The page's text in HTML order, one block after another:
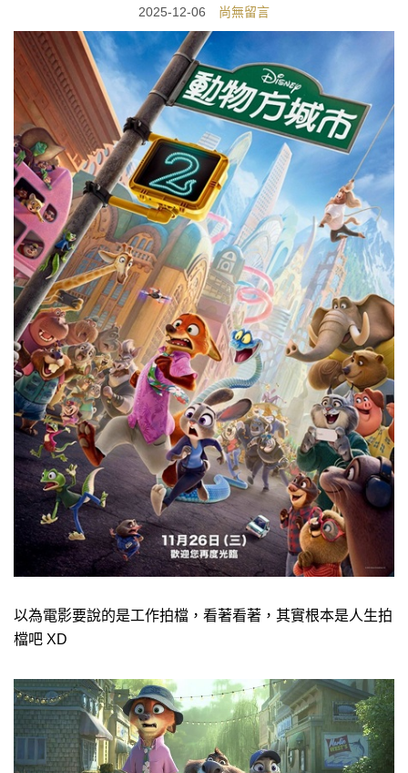
2025-12-06 尚無留言
以為電影要說的是工作拍檔，看著看著，其實根本是人生拍
檔吧 XD